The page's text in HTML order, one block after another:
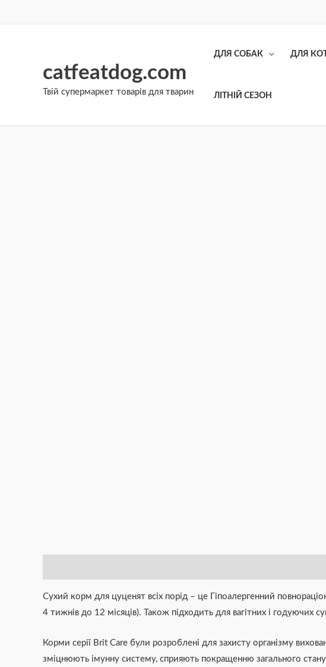
catfeatdog.com
Твій супермаркет товарів для тварин
ДЛЯ СОБАК ДЛЯ
ЛІТНІЙ СЕЗОН
Сухий корм для цуценят всіх порід – це Гіпоалергенний
4 тижнів до 12 місяців). Також підходить для вагітних і годуючих
Корми серії Brit Care були розроблені для захисту організму
зміцнюють імунну систему, сприяють покращенню загального